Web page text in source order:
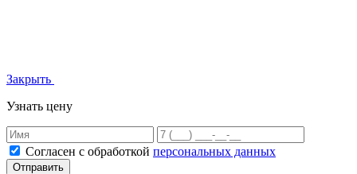
Закрыть
Узнать цену
Согласен с обработкой персональных данных
Отправить